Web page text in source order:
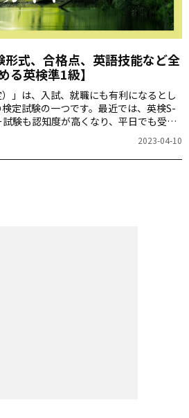
式、合格点、英語技能など全
る英検準1級】
）」は、入試、就職にも有利になるとし
定試験の一つです。最近では、英検S-
験も認知度が高くなり、平日でも受験
1級』（アルク刊）を著書に持つ、神部孝
英検準1級について詳しく教えていただ
2023-04-10